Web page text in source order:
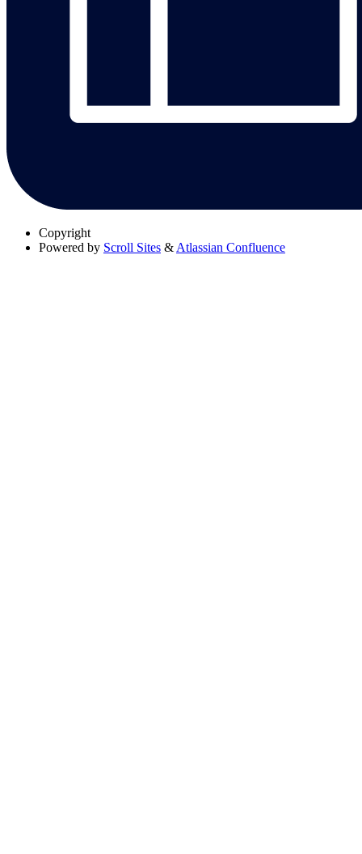
Copyright
Powered by Scroll Sites & Atlassian Confluence